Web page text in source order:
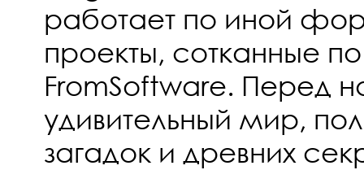
работает по иной
проекты, сотканные
FromSoftware. Перед
удивительный мир,
загадок и древних